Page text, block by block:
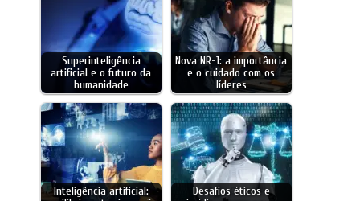
Superinteligência
artificial e o futuro da
humanidade
Nova NR-1: a importância
e o cuidado com os
líderes
Inteligência artificial:
Desafios éticos e